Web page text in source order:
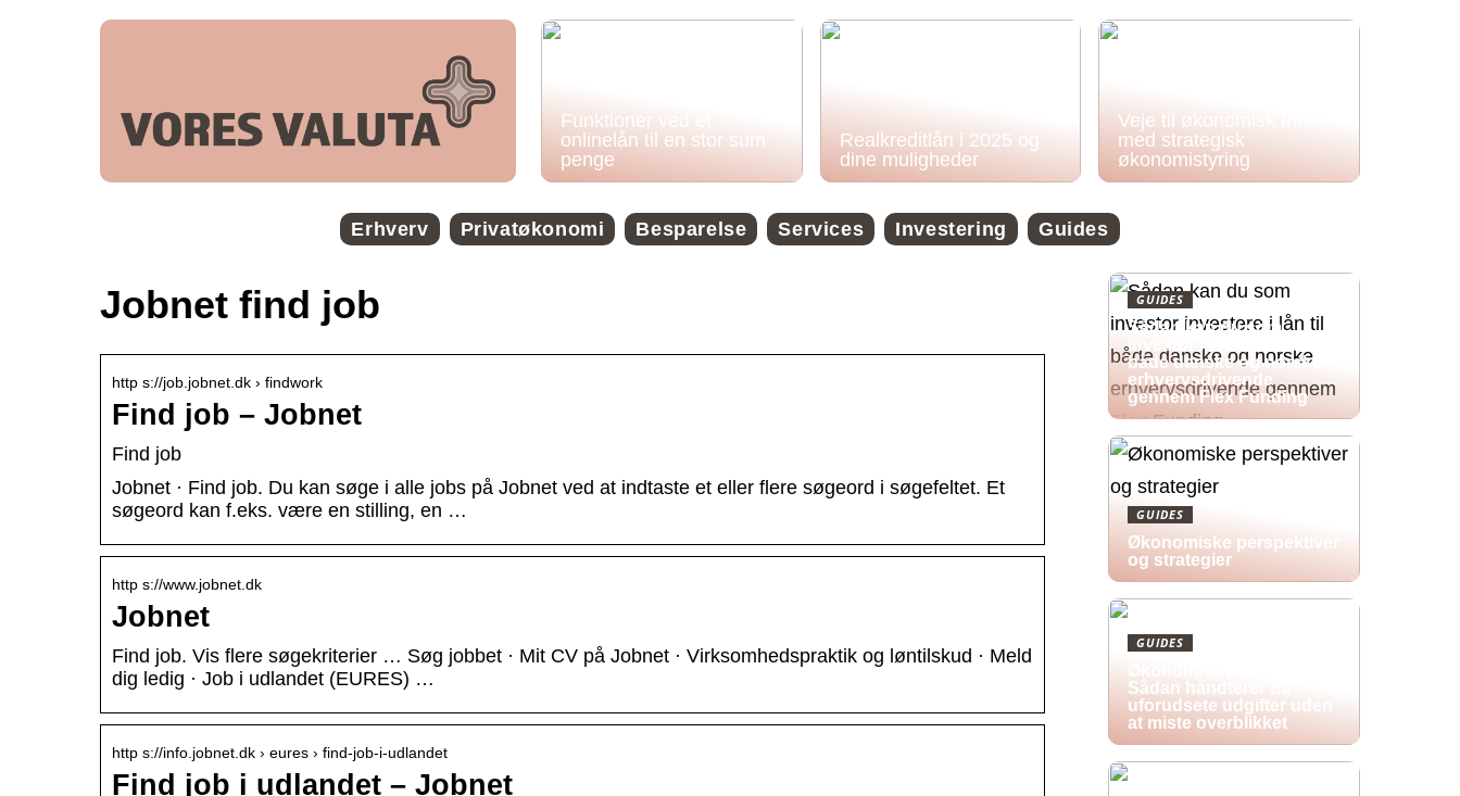
Funktioner ved et
onlinelån til en stor sum
penge
Realkreditlån i 2025 og
dine muligheder
Veje til økonomisk frihed
med strategisk
økonomistyring
Erhverv Privatøkonomi Besparelse Services Investering Guides
Jobnet find job
http s://job.jobnet.dk › findwork
Find job – Jobnet
Find job
Jobnet · Find job. Du kan søge i alle jobs på Jobnet ved at indtaste et eller flere søgeord i søgefeltet. Et
søgeord kan f.eks. være en stilling, en …
http s://www.jobnet.dk
Jobnet
Find job. Vis flere søgekriterier … Søg jobbet · Mit CV på Jobnet · Virksomhedspraktik og løntilskud · Meld
dig ledig · Job i udlandet (EURES) …
http s://info.jobnet.dk › eures › find-job-i-udlandet
Find job i udlandet – Jobnet
GUIDES
Sådan kan du som
investor investere i lån til
både danske og norske
erhvervsdrivende
gennem Flex Funding
GUIDES
Økonomiske perspektiver
og strategier
GUIDES
Sådan håndterer du
uforudsete udgifter uden
at miste overblikket